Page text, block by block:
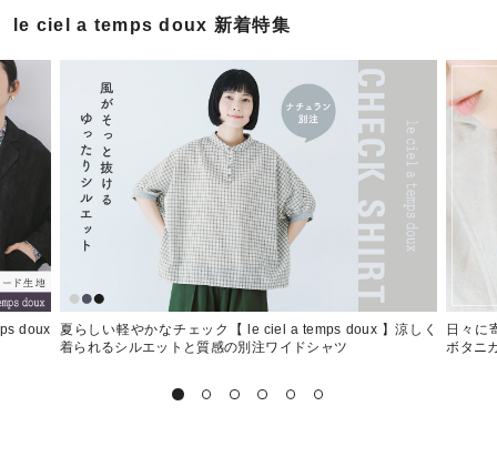
le ciel a temps doux 新着特集
doux
夏らしい軽やかなチェック【 le ciel a temps doux 】涼しく
着られるシルエットと質感の別注ワイドシャツ
日々に
ボタニ